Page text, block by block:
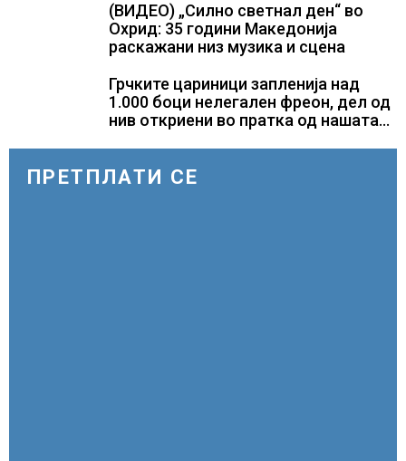
(ВИДЕО) „Силно светнал ден“ во
Охрид: 35 години Македонија
раскажани низ музика и сцена
Грчките цариници запленија над
1.000 боци нелегален фреон, дел од
нив откриени во пратка од нашата
ПРЕТПЛАТИ СЕ